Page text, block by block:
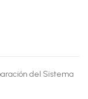
del Sistema